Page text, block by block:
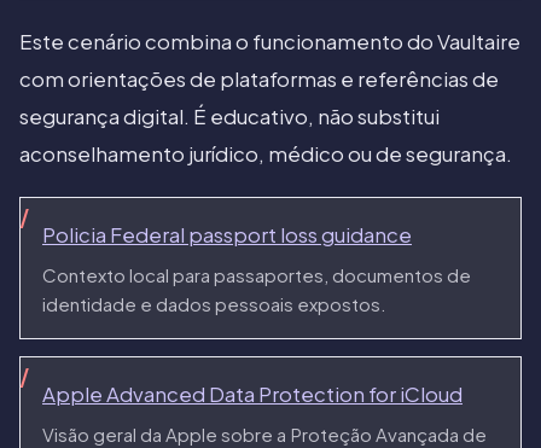
Este cenário combina o funcionamento do Vaultaire
com orientações de plataformas e referências de
segurança digital. É educativo, não substitui
aconselhamento jurídico, médico ou de segurança.
Policia Federal passport loss guidance
Contexto local para passaportes, documentos de
identidade e dados pessoais expostos.
Apple Advanced Data Protection for iCloud
Visão geral da Apple sobre a Proteção Avançada de